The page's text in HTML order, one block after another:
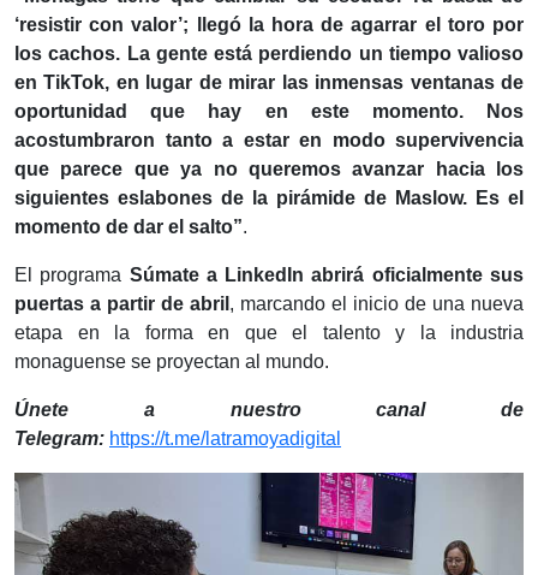
‘resistir con valor’; llegó la hora de agarrar el toro por
los cachos. La gente está perdiendo un tiempo valioso
en TikTok, en lugar de mirar las inmensas ventanas de
oportunidad que hay en este momento. Nos
acostumbraron tanto a estar en modo supervivencia
que parece que ya no queremos avanzar hacia los
siguientes eslabones de la pirámide de Maslow. Es el
momento de dar el salto”.
El programa Súmate a LinkedIn abrirá oficialmente sus
puertas a partir de abril , marcando el inicio de una nueva
etapa en la forma en que el talento y la industria
monaguense se proyectan al mundo.
Únete a nuestro canal de
Telegram: https://t.me/latramoyadigital